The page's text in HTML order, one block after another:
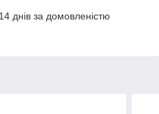
днів за домовленістю